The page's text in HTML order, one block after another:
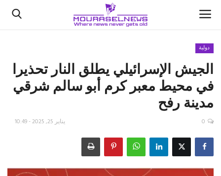
الأخبار
كتّابنا
السعودية
اقتصاد
علوم وتكنولوجيا
دولية
الجيش الإسرائيلي يطلق النار تحذيرا
في محيط معبر كرم أبو سالم شرقي
مدينة رفح
يناير 25, 2025 - 10:49 0